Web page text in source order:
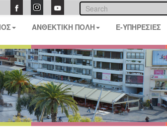
ΑΝΘΕΚΤΙΚΗ ΠΟΛΗ E-ΥΠΗΡΕΣΙΕΣ